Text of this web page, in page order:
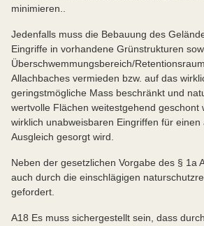
minimieren..
Jedenfalls muss die Bebauung des
Eingriffe in vorhandene Grünstrukturen
Überschwemmungsbereich/
Allachbaches vermieden bzw. auf das
geringstmögliche Mass beschränkt und
wertvolle Flächen weitestgehend geschont
wirklich unabweisbaren Eingriffen für einen
Ausgleich gesorgt wird.
Neben der gesetzlichen Vorgabe des § 1a
auch durch die einschlägigen
gefordert.
A18 Es muss sichergestellt sein, dass